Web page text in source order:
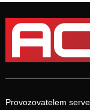
Provozovatelem